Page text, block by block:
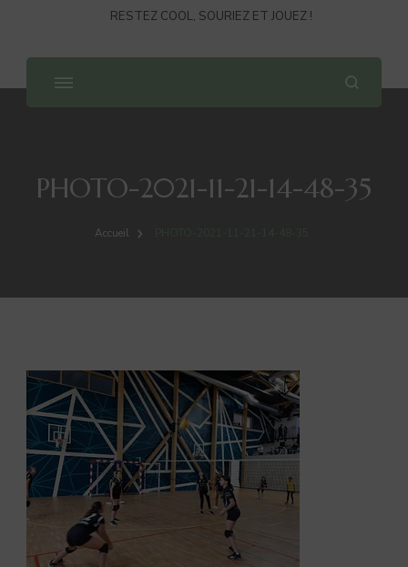
RESTEZ COOL, SOURIEZ ET JOUEZ !
PHOTO-2021-11-21-14-48-35
Accueil